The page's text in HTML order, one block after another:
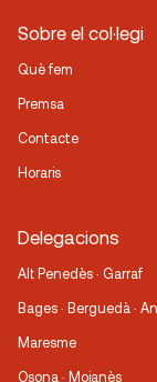
Sobre el col·legi
Què fem
Premsa
Contacte
Horaris
Delegacions
Alt Penedès · Garraf
Bages · Berguedà ·
Maresme
Osona · Moianès